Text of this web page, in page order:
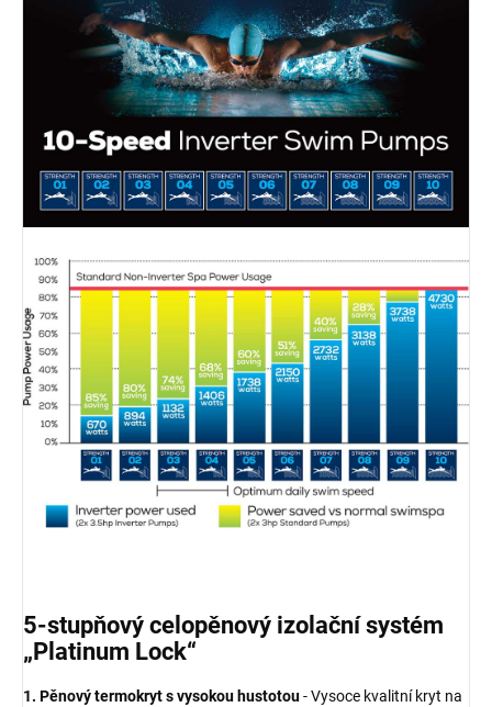
5-stupňový celopěnový izolační systém
„Platinum Lock“
1. Pěnový termokryt s vysokou hustotou- Vysoce kvalitní kryt na